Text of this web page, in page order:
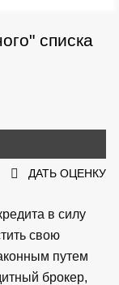
списка
ДАТЬ ОЦЕНКУ
в силу
свою
путем
брокер,